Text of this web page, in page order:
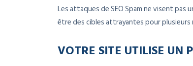
Les attaques de SEO Spam ne visent
être des cibles attrayantes pour plusieurs
VOTRE SITE UTILISE UN